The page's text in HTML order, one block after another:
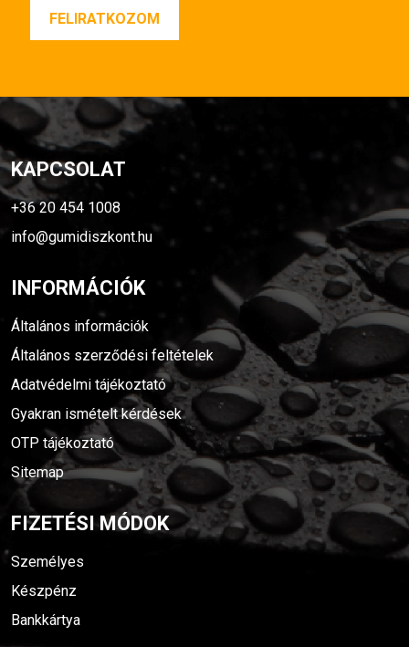
KAPCSOLAT
+36 20 454 1008
info@gumidiszkont.hu
INFORMÁCIÓK
Általános információk
Általános szerződési feltételek
Adatvédelmi tájékoztató
Gyakran ismételt kérdések
OTP tájékoztató
Sitemap
FIZETÉSI MÓDOK
Személyes
Készpénz
Bankkártya